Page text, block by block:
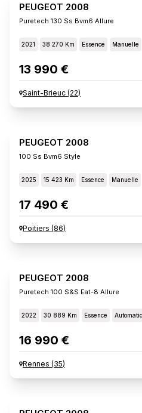
PEUGEOT 2008
Puretech 130 Ss Bvm6 Allure
2021 38 270 Km Essence Manuelle
13 990 €
Saint-Brieuc (22)
PEUGEOT 2008
100 Ss Bvm6 Style
2025 15 423 Km Essence Manuelle
17 490 €
Poitiers (86)
PEUGEOT 2008
Puretech 100 S&s Eat-8 Allure
2022 30 889 Km Essence
16 990 €
Rennes (35)